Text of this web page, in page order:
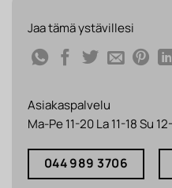
Jaa tämä ystävillesi
Asiakaspalvelu
Ma-Pe 11-20 La 11-18 Su
044 989 3706